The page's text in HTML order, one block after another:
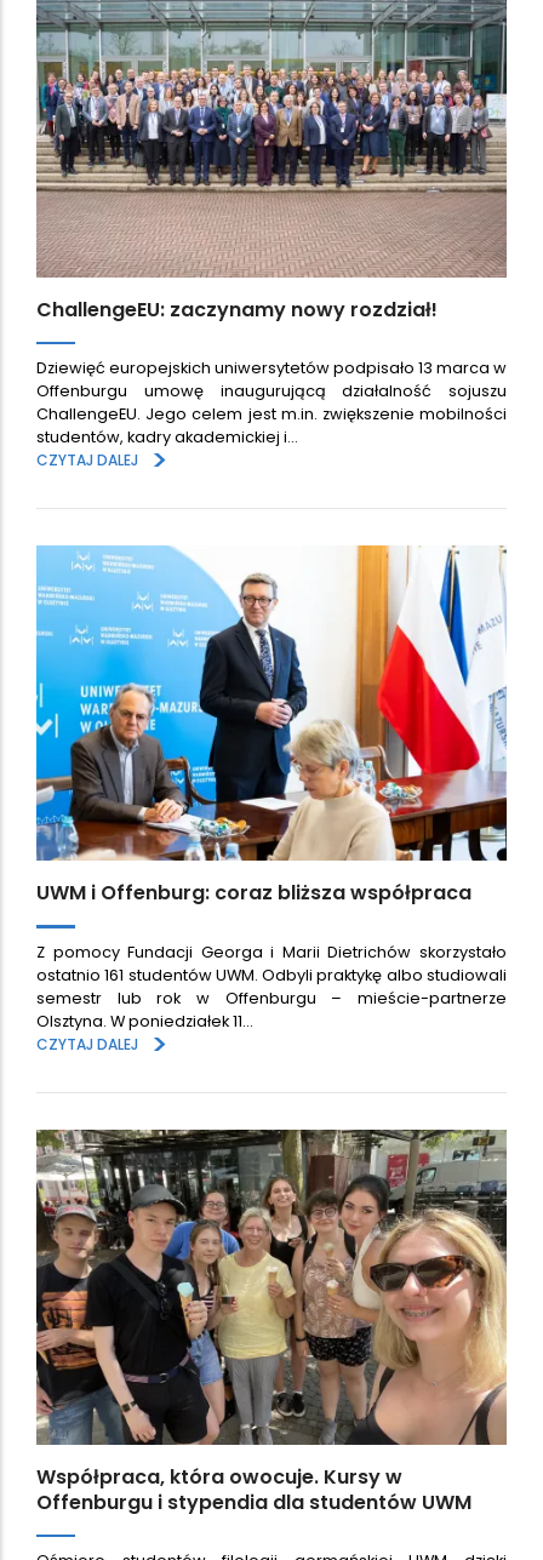
ChallengeEU: zaczynamy nowy rozdział!
Dziewięć europejskich uniwersytetów podpisało 13 marca w
Offenburgu umowę inaugurującą działalność sojuszu
ChallengeEU. Jego celem jest m.in. zwiększenie mobilności
studentów, kadry akademickiej i…
CZYTAJ DALEJ
>
UWM i Offenburg: coraz bliższa współpraca
Z pomocy Fundacji Georga i Marii Dietrichów skorzystało
ostatnio 161 studentów UWM. Odbyli praktykę albo studiowali
semestr lub rok w Offenburgu – mieście-partnerze
Olsztyna. W poniedziałek 11…
CZYTAJ DALEJ
>
Współpraca, która owocuje. Kursy w
Offenburgu i stypendia dla studentów UWM